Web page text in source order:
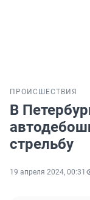
ПРОИСШЕСТВИЯ
В
стрельбу
19 апреля 2024, 00:31